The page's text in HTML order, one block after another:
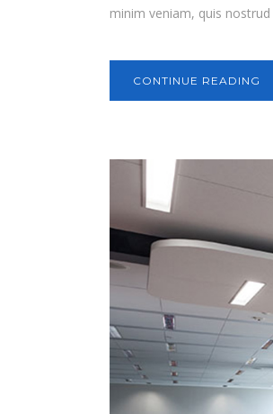
minim veniam, quis
CONTINUE READING